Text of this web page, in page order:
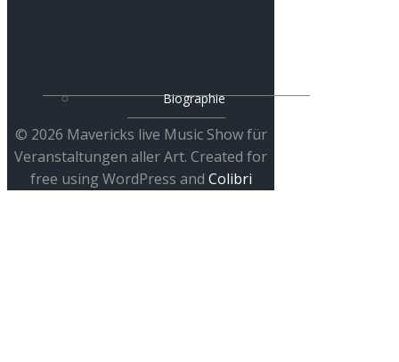
Biographie
© 2026 Mavericks live Music Show für
Veranstaltungen aller Art. Created for
free using WordPress and Colibri